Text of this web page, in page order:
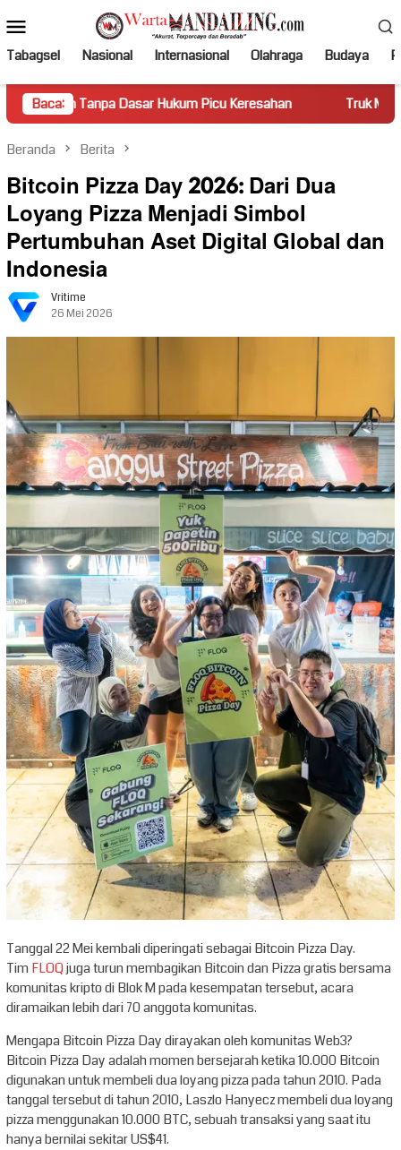
ke
kontenMobile
Tabagsel Nasional Internasional Olahraga Budaya
Baca:
Hukum Picu Keresahan Truk Miring Hambat Arus
Beranda Berita
Bitcoin Pizza Day 2026: Dari Dua
Loyang Pizza Menjadi Simbol
Pertumbuhan Aset Digital Global dan
Indonesia
Vritime
26 Mei 2026
Tanggal 22 Mei kembali diperingati sebagai Bitcoin Pizza Day.
TimFLOQjuga turun membagikan Bitcoin dan Pizza gratis bersama
komunitas kripto di Blok M pada kesempatan tersebut, acara
diramaikan lebih dari 70 anggota komunitas.
Mengapa Bitcoin Pizza Day dirayakan oleh komunitas Web3?
Bitcoin Pizza Day adalah momen bersejarah ketika 10.000 Bitcoin
digunakan untuk membeli dua loyang pizza pada tahun 2010. Pada
tanggal tersebut di tahun 2010, Laszlo Hanyecz membeli dua loyang
pizza menggunakan 10.000 BTC, sebuah transaksi yang saat itu
hanya bernilai sekitar US$41.